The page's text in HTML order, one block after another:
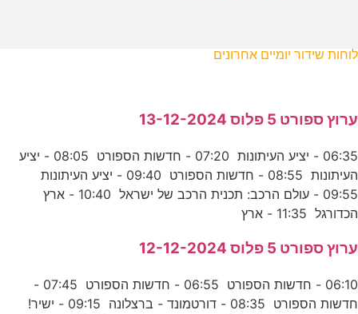
לוחות שידור יומיים אחרונים
ערוץ ספורט 5 פלוס 13-12-2024
06:35 - יציע העיתונות 07:20 - חדשות הספורט 08:05 - יציע
העיתונות 08:55 - חדשות הספורט 09:40 - יציע העיתונות
09:55 - עולם הרכב: תכנית הרכב של ישראל 10:40 - ארץ
הכדורגל 11:35 - ארץ
ערוץ ספורט 5 פלוס 12-12-2024
06:10 - חדשות הספורט 06:55 - חדשות הספורט 07:45 -
חדשות הספורט 08:35 - דורטמונד - ברצלונה 09:15 - ישיר!